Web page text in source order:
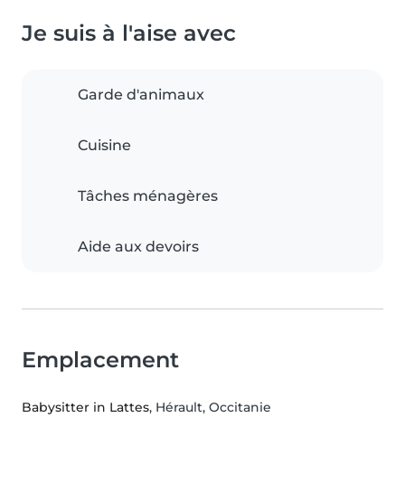
Je suis à l'aise avec
Garde d'animaux
Cuisine
Tâches ménagères
Aide aux devoirs
Emplacement
Babysitter in Lattes, Hérault, Occitanie